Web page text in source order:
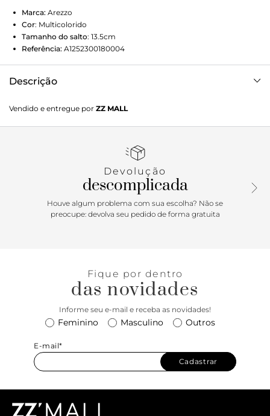
Marca: Arezzo
Cor: Multicolorido
Tamanho do salto: 13.5cm
Referência: A1252300180004
Descrição
tem salto alto plataforma revestido em crochê, além de
bico quadrado. Traz tira média em crochê sobre os dedos.
couro marrom no tornozelo, que fecha em fivela lateral.
marca. A sandália exibe todo o pé.
Vendido e entregue por ZZ MALL
Devolução
descomplicada
Houve algum problema com sua escolha? Não se
preocupe: devolva seu pedido de forma gratuita
Fique por dentro
das novidades
Informe seu e-mail e receba as novidades!
Feminino Masculino Outros
E-mail*
Cadastrar